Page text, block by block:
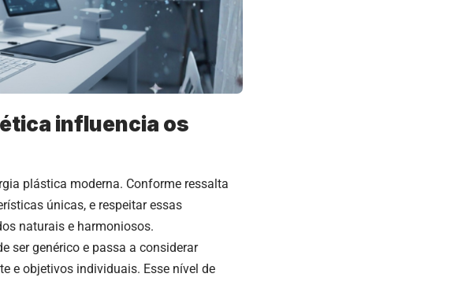
influencia os
plástica moderna. Conforme ressalta
únicas, e respeitar essas
naturais e harmoniosos.
ser genérico e passa a considerar
e objetivos individuais. Esse nível de